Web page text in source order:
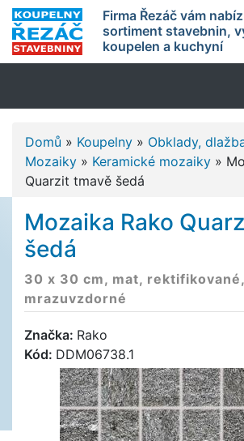
Firma Řezáč vám
sortiment stavebnin,
koupelen a kuchyní
Domů » Koupelny » Obklady,
Mozaiky » Keramické mozaiky »
Quarzit tmavě šedá
Mozaika Rako
šedá
30 x 30 cm, mat, rektifikované,
mrazuvzdorné
Značka: Rako
Kód: DDM06738.1